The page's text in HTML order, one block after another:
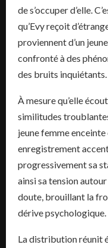
de s’occuper d’elle.
qu’Evy reçoit
proviennent d’un
confronté à des
des bruits inquiétants.
À mesure qu’elle
similitudes
jeune femme
enregistrement
progressivement sa
ainsi sa tension
doute, brouillant la
dérive psychologique.
La distribution réunit